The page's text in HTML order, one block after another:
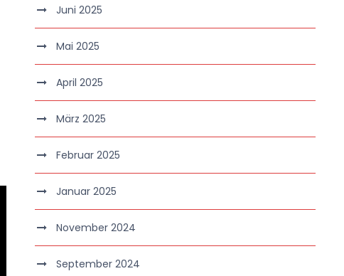
Juni 2025
Mai 2025
April 2025
März 2025
Februar 2025
Januar 2025
November 2024
September 2024